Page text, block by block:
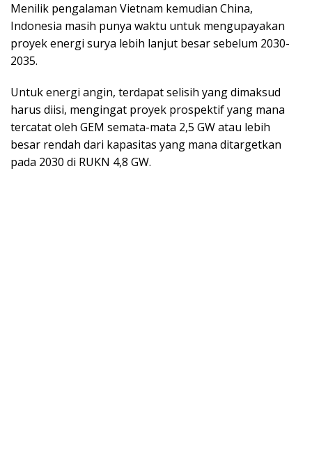
Menilik pengalaman Vietnam kemudian China,
Indonesia masih punya waktu untuk mengupayakan
proyek energi surya lebih lanjut besar sebelum 2030-
2035.
Untuk energi angin, terdapat selisih yang dimaksud
harus diisi, mengingat proyek prospektif yang mana
tercatat oleh GEM semata-mata 2,5 GW atau lebih
besar rendah dari kapasitas yang mana ditargetkan
pada 2030 di RUKN 4,8 GW.